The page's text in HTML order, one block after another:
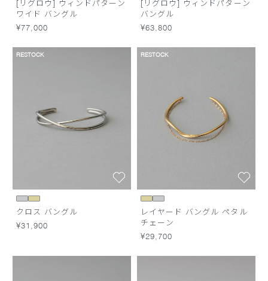
[リグロウ] ウィンドパターン
ワイド バングル
¥77,000
[リグロウ] ウィンドパターン
バングル
¥63,800
RESTOCK
クロス バングル
¥31,900
RESTOCK
レイヤード バングル ペタル
チェーン
¥29,700